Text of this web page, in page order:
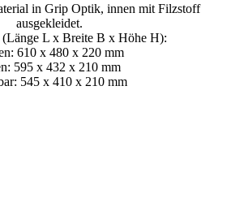
in Grip Optik, innen mit Filzstoff
ausgekleidet.
(Länge L x Breite B x Höhe H):
610 x 480 x 220 mm
595 x 432 x 210 mm
545 x 410 x 210 mm